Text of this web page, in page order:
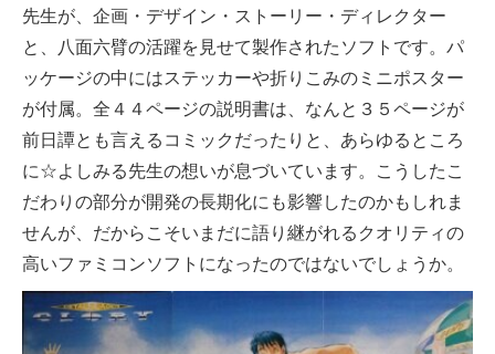
先生が、企画・デザイン・ストーリー・ディレクター
と、八面六臂の活躍を見せて製作されたソフトです。パ
ッケージの中にはステッカーや折りこみのミニポスター
が付属。全４４ページの説明書は、なんと３５ページが
前日譚とも言えるコミックだったりと、あらゆるところ
に☆よしみる先生の想いが息づいています。こうしたこ
だわりの部分が開発の長期化にも影響したのかもしれま
せんが、だからこそいまだに語り継がれるクオリティの
高いファミコンソフトになったのではないでしょうか。